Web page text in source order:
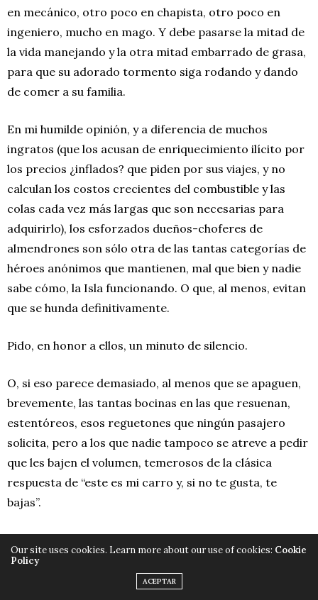
en mecánico, otro poco en chapista, otro poco en
ingeniero, mucho en mago. Y debe pasarse la mitad de
la vida manejando y la otra mitad embarrado de grasa,
para que su adorado tormento siga rodando y dando
de comer a su familia.
En mi humilde opinión, y a diferencia de muchos
ingratos (que los acusan de enriquecimiento ilícito por
los precios ¿inflados? que piden por sus viajes, y no
calculan los costos crecientes del combustible y las
colas cada vez más largas que son necesarias para
adquirirlo), los esforzados dueños-choferes de
almendrones son sólo otra de las tantas categorías de
héroes anónimos que mantienen, mal que bien y nadie
sabe cómo, la Isla funcionando. O que, al menos, evitan
que se hunda definitivamente.
Pido, en honor a ellos, un minuto de silencio.
O, si eso parece demasiado, al menos que se apaguen,
brevemente, las tantas bocinas en las que resuenan,
estentóreos, esos reguetones que ningún pasajero
solicita, pero a los que nadie tampoco se atreve a pedir
que les bajen el volumen, temerosos de la clásica
respuesta de “este es mi carro y, si no te gusta, te
bajas”.
esos ases del volante y la mecánica son capaces de
detectar a tiempo ese nuevo ruidito raro que hace su
Our site uses cookies. Learn more about our use of cookies: Cookie
Policy
ACEPTAR